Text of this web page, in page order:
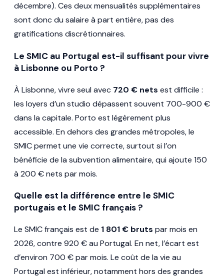
décembre). Ces deux mensualités supplémentaires
sont donc du salaire à part entière, pas des
gratifications discrétionnaires.
Le SMIC au Portugal est-il suffisant pour vivre
à Lisbonne ou Porto ?
À Lisbonne, vivre seul avec 720 € nets est difficile :
les loyers d’un studio dépassent souvent 700-900 €
dans la capitale. Porto est légèrement plus
accessible. En dehors des grandes métropoles, le
SMIC permet une vie correcte, surtout si l’on
bénéficie de la subvention alimentaire, qui ajoute 150
à 200 € nets par mois.
Quelle est la différence entre le SMIC
portugais et le SMIC français ?
Le SMIC français est de 1 801 € bruts par mois en
2026, contre 920 € au Portugal. En net, l’écart est
d’environ 700 € par mois. Le coût de la vie au
Portugal est inférieur, notamment hors des grandes